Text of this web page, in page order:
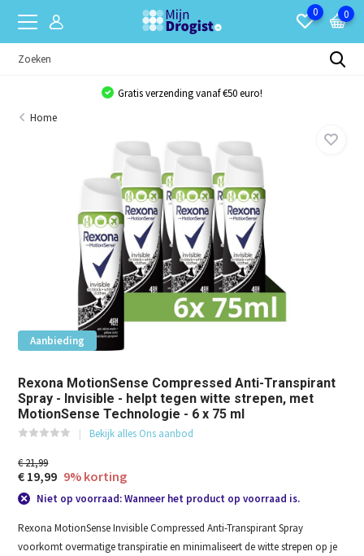
0 0
Gratis verzending vanaf €50 euro!
Home
Aanbieding
Rexona MotionSense Compressed Anti-Transpirant
Spray - Invisible - helpt tegen witte strepen, met
MotionSense Technologie - 6 x 75 ml
Bekijk alles Ons aanbod
€ 21,99
€ 19,99 9% korting
Niet op voorraad: Wanneer het product op voorraad is.
Rexona MotionSense Invisible Compressed Anti-Transpirant Spray
voorkomt overmatige transpiratie en minimaliseert de witte strepen op je